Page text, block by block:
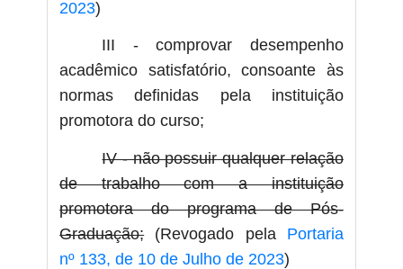
2023)
III - comprovar desempenho
acadêmico satisfatório, consoante às
normas definidas pela instituição
promotora do curso;
IV - não possuir qualquer relação
de trabalho com a instituição
promotora do programa de Pós-
Graduação;(Revogado pela Portaria
nº 133, de 10 de Julho de 2023)